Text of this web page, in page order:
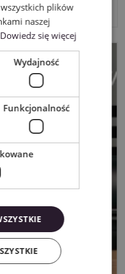
plików
naszej
Dowiedz się więcej
Wydajność
Funkcjonalność